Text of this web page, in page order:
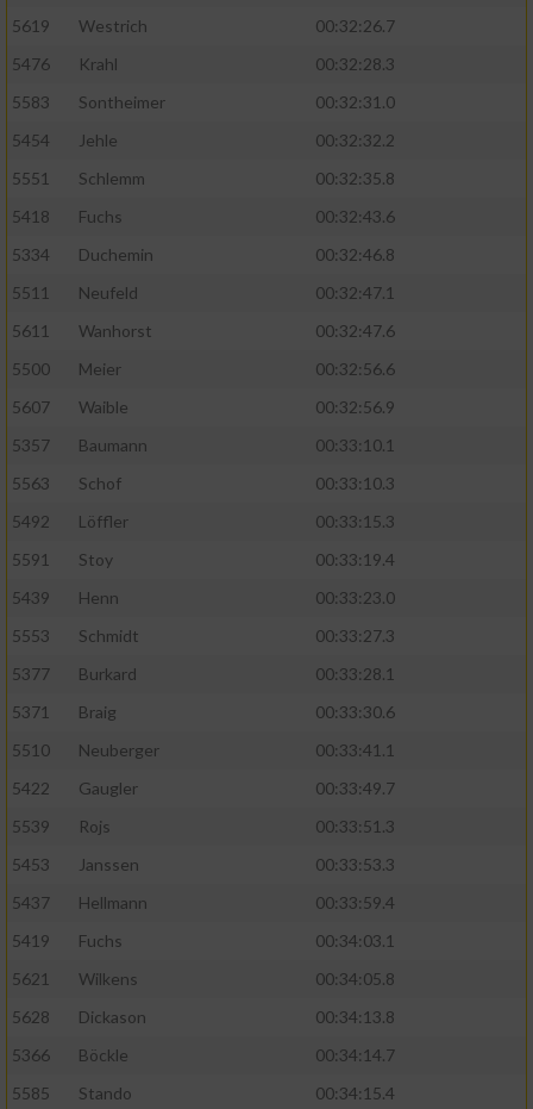
5619
Westrich
00:32:26.7
5476
Krahl
00:32:28.3
5583
Sontheimer
00:32:31.0
5454
Jehle
00:32:32.2
5551
Schlemm
00:32:35.8
5418
Fuchs
00:32:43.6
5334
Duchemin
00:32:46.8
5511
Neufeld
00:32:47.1
5611
Wanhorst
00:32:47.6
5500
Meier
00:32:56.6
5607
Waible
00:32:56.9
5357
Baumann
00:33:10.1
5563
Schof
00:33:10.3
5492
Löffler
00:33:15.3
5591
Stoy
00:33:19.4
5439
Henn
00:33:23.0
5553
Schmidt
00:33:27.3
5377
Burkard
00:33:28.1
5371
Braig
00:33:30.6
5510
Neuberger
00:33:41.1
5422
Gaugler
00:33:49.7
5539
Rojs
00:33:51.3
5453
Janssen
00:33:53.3
5437
Hellmann
00:33:59.4
5419
Fuchs
00:34:03.1
5621
Wilkens
00:34:05.8
5628
Dickason
00:34:13.8
5366
Böckle
00:34:14.7
5585
Stando
00:34:15.4